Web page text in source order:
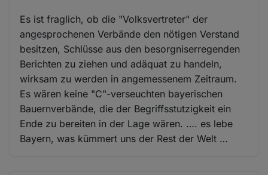
Es ist fraglich, ob die "Volksvertreter" der
angesprochenen Verbände den nötigen Verstand
besitzen, Schlüsse aus den besorgniserregenden
Berichten zu ziehen und adäquat zu handeln,
wirksam zu werden in angemessenem Zeitraum.
Es wären keine "C"-verseuchten bayerischen
Bauernverbände, die der Begriffsstutzigkeit ein
Ende zu bereiten in der Lage wären. …. es lebe
Bayern, was kümmert uns der Rest der Welt …